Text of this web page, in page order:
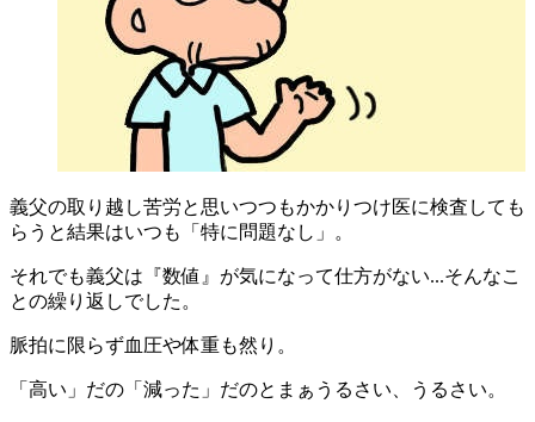
義父の取り越し苦労と思いつつもかかりつけ医に検査しても
らうと結果はいつも「特に問題なし」。
それでも義父は『数値』が気になって仕方がない...そんなこ
との繰り返しでした。
脈拍に限らず血圧や体重も然り。
「高い」だの「減った」だのとまぁうるさい、うるさい。